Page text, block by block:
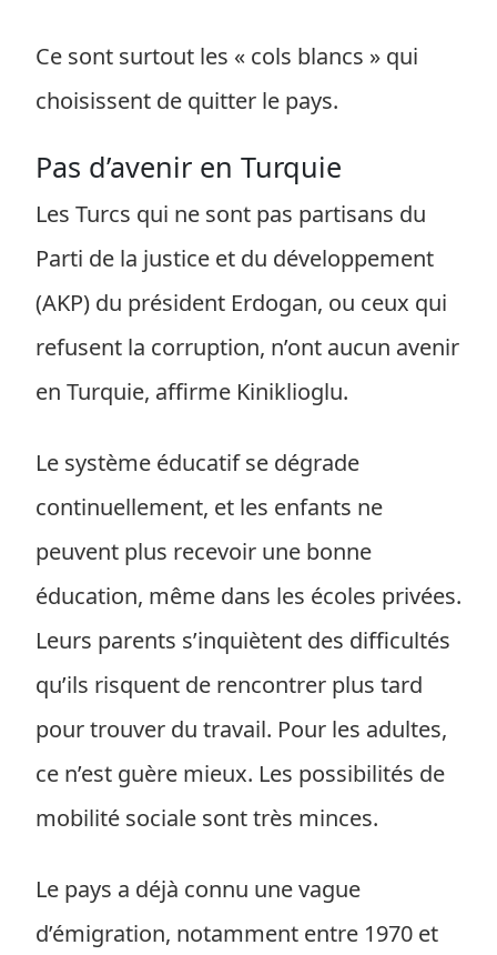
Ce sont surtout les « cols blancs » qui
choisissent de quitter le pays.
Pas d’avenir en Turquie
Les Turcs qui ne sont pas partisans du
Parti de la justice et du développement
(AKP) du président Erdogan, ou ceux qui
refusent la corruption, n’ont aucun avenir
en Turquie, affirme Kiniklioglu.
Le système éducatif se dégrade
continuellement, et les enfants ne
peuvent plus recevoir une bonne
éducation, même dans les écoles privées.
Leurs parents s’inquiètent des difficultés
qu’ils risquent de rencontrer plus tard
pour trouver du travail. Pour les adultes,
ce n’est guère mieux. Les possibilités de
mobilité sociale sont très minces.
Le pays a déjà connu une vague
d’émigration, notamment entre 1970 et